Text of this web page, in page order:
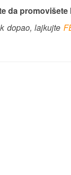
da
dopao, lajkujte